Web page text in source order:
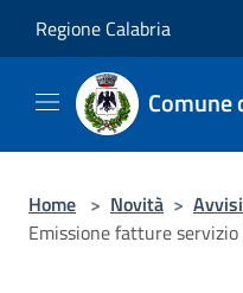
Regione Calabria
Home > Novità > Avvisi
Emissione fatture